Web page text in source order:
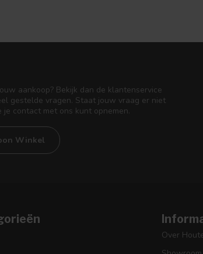
aankoop? Bekijk dan de klantenservice
gestelde vragen. Staat jouw vraag er niet
contact met ons kunt opnemen.
Winkel
Over